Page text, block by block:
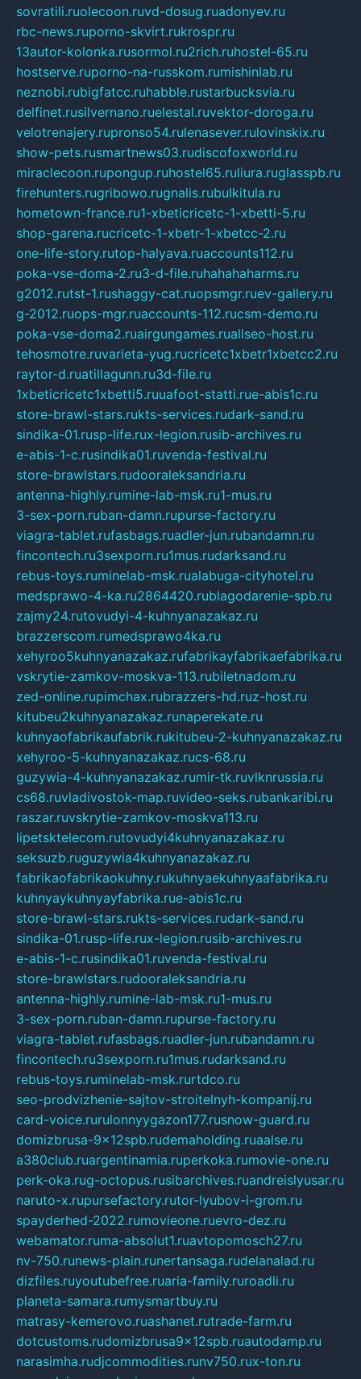
sovratili.ruolecoon.ruvd-dosug.ruadonyev.ru
rbc-news.ruporno-skvirt.rukrospr.ru
13autor-kolonka.rusormol.ru2rich.ruhostel-65.ru
hostserve.ruporno-na-russkom.rumishinlab.ru
neznobi.rubigfatcc.ruhabble.rustarbucksvia.ru
delfinet.rusilvernano.ruelestal.ruvektor-doroga.ru
velotrenajery.rupronso54.rulenasever.rulovinskix.ru
show-pets.rusmartnews03.rudiscofoxworld.ru
miraclecoon.rupongup.ruhostel65.ruliura.ruglasspb.ru
firehunters.rugribowo.rugnalis.rubulkitula.ru
hometown-france.ru1-xbeticricetc-1-xbetti-5.ru
shop-garena.rucricetc-1-xbetr-1-xbetcc-2.ru
one-life-story.rutop-halyava.ruaccounts112.ru
poka-vse-doma-2.ru3-d-file.ruhahahaharms.ru
g2012.rutst-1.rushaggy-cat.ruopsmgr.ruev-gallery.ru
g-2012.ruops-mgr.ruaccounts-112.rucsm-demo.ru
poka-vse-doma2.ruairgungames.ruallseo-host.ru
tehosmotre.ruvarieta-yug.rucricetc1xbetr1xbetcc2.ru
raytor-d.ruatillagunn.ru3d-file.ru
1xbeticricetc1xbetti5.ruuafoot-statti.rue-abis1c.ru
store-brawl-stars.rukts-services.rudark-sand.ru
sindika-01.rusp-life.rux-legion.rusib-archives.ru
e-abis-1-c.rusindika01.ruvenda-festival.ru
store-brawlstars.rudooraleksandria.ru
antenna-highly.rumine-lab-msk.ru1-mus.ru
3-sex-porn.ruban-damn.rupurse-factory.ru
viagra-tablet.rufasbags.ruadler-jun.rubandamn.ru
fincontech.ru3sexporn.ru1mus.rudarksand.ru
rebus-toys.ruminelab-msk.rualabuga-cityhotel.ru
medsprawo-4-ka.ru2864420.rublagodarenie-spb.ru
zajmy24.rutovudyi-4-kuhnyanazakaz.ru
brazzerscom.rumedsprawo4ka.ru
xehyroo5kuhnyanazakaz.rufabrikayfabrikaefabrika.ru
vskrytie-zamkov-moskva-113.rubiletnadom.ru
zed-online.rupimchax.rubrazzers-hd.ruz-host.ru
kitubeu2kuhnyanazakaz.runaperekate.ru
kuhnyaofabrikaufabrik.rukitubeu-2-kuhnyanazakaz.ru
xehyroo-5-kuhnyanazakaz.rucs-68.ru
guzywia-4-kuhnyanazakaz.rumir-tk.ruvlknrussia.ru
cs68.ruvladivostok-map.ruvideo-seks.rubankaribi.ru
raszar.ruvskrytie-zamkov-moskva113.ru
lipetsktelecom.rutovudyi4kuhnyanazakaz.ru
seksuzb.ruguzywia4kuhnyanazakaz.ru
fabrikaofabrikaokuhny.rukuhnyaekuhnyaafabrika.ru
kuhnyaykuhnyayfabrika.rue-abis1c.ru
store-brawl-stars.rukts-services.rudark-sand.ru
sindika-01.rusp-life.rux-legion.rusib-archives.ru
e-abis-1-c.rusindika01.ruvenda-festival.ru
store-brawlstars.rudooraleksandria.ru
antenna-highly.rumine-lab-msk.ru1-mus.ru
3-sex-porn.ruban-damn.rupurse-factory.ru
viagra-tablet.rufasbags.ruadler-jun.rubandamn.ru
fincontech.ru3sexporn.ru1mus.rudarksand.ru
rebus-toys.ruminelab-msk.rurtdco.ru
seo-prodvizhenie-sajtov-stroitelnyh-kompanij.ru
card-voice.rurulonnyygazon177.rusnow-guard.ru
domizbrusa-9x12spb.rudemaholding.ruaalse.ru
a380club.ruargentinamia.ruperkoka.rumovie-one.ru
perk-oka.rug-octopus.rusibarchives.ruandreislyusar.ru
naruto-x.rupursefactory.rutor-lyubov-i-grom.ru
spayderhed-2022.rumovieone.ruevro-dez.ru
webamator.ruma-absolut1.ruavtopomosch27.ru
nv-750.runews-plain.runertansaga.rudelanalad.ru
dizfiles.ruyoutubefree.ruaria-family.ruroadli.ru
planeta-samara.rumysmartbuy.ru
matrasy-kemerovo.ruashanet.rutrade-farm.ru
dotcustoms.rudomizbrusa9x12spb.ruautodamp.ru
narasimha.rudjcommodities.runv750.rux-ton.ru